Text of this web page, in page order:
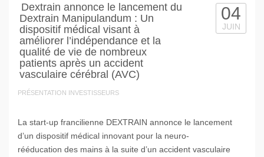
Dextrain annonce le lancement du
Dextrain Manipulandum : Un
dispositif médical visant à
améliorer l’indépendance et la
qualité de vie de nombreux
patients après un accident
vasculaire cérébral (AVC)
PRÉSENTATION INVESTISSEURS
04
JUIN
La start-up francilienne DEXTRAIN annonce le lancement
d’un dispositif médical innovant pour la neuro-
rééducation des mains à la suite d’un accident vasculaire